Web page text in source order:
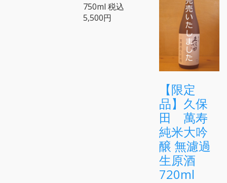
750ml税込
5,500円
【限定
品】久保
田 萬寿
純米大吟
醸 無濾過
生原酒
720ml